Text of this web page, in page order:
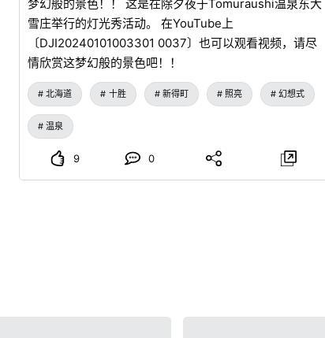
梦幻般的景色！！ 这是在除夕夜于Tomuraushi温泉东大
雪庄举行的灯光秀活动。 在YouTube上
〔DJI20240101003301 0037〕也可以观看视频，请尽
情欣赏这梦幻般的景色吧！！
北海道 十胜 新得町 照亮 幻想式
温泉
9 0